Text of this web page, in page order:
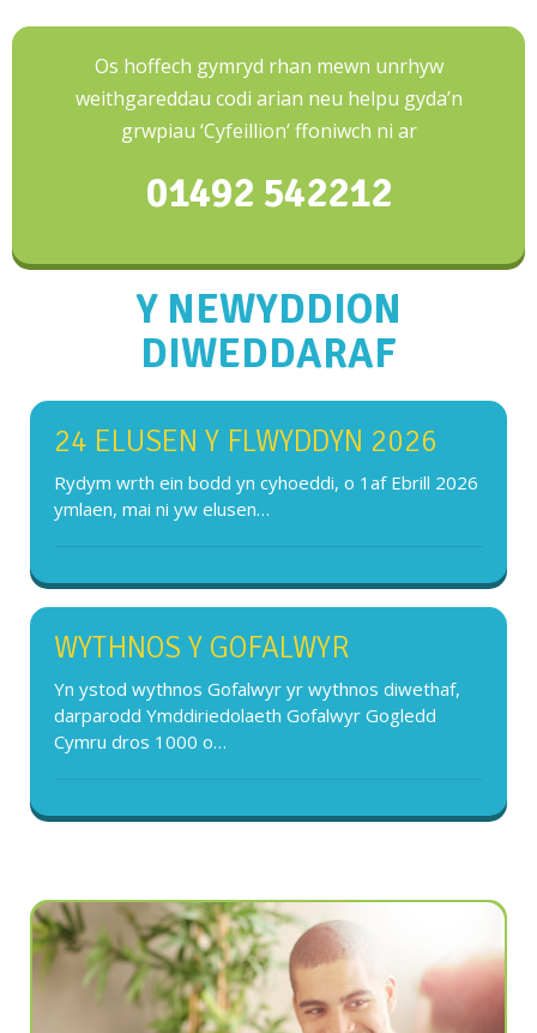
Os hoffech gymryd rhan mewn unrhyw
weithgareddau codi arian neu helpu gyda’n
grwpiau ‘Cyfeillion’ ffoniwch ni ar
01492 542212
Y NEWYDDION
DIWEDDARAF
24 ELUSEN Y FLWYDDYN 2026
Rydym wrth ein bodd yn cyhoeddi, o 1af Ebrill 2026
ymlaen, mai ni yw elusen…
WYTHNOS Y GOFALWYR
Yn ystod wythnos Gofalwyr yr wythnos diwethaf,
darparodd Ymddiriedolaeth Gofalwyr Gogledd
Cymru dros 1000 o…